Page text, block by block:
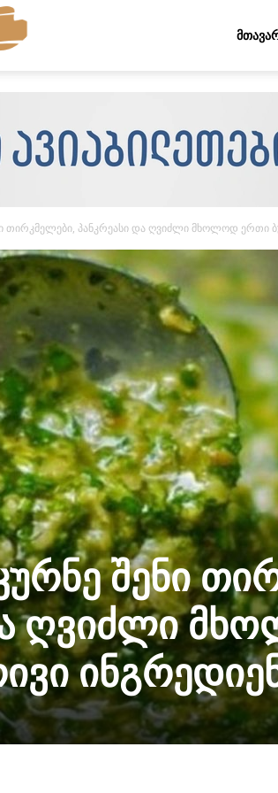
Folktips.org
თირკმელები, პანკრეასი და ღვიძლი მხოლოდ ერთი
შენი
ღვიძლი